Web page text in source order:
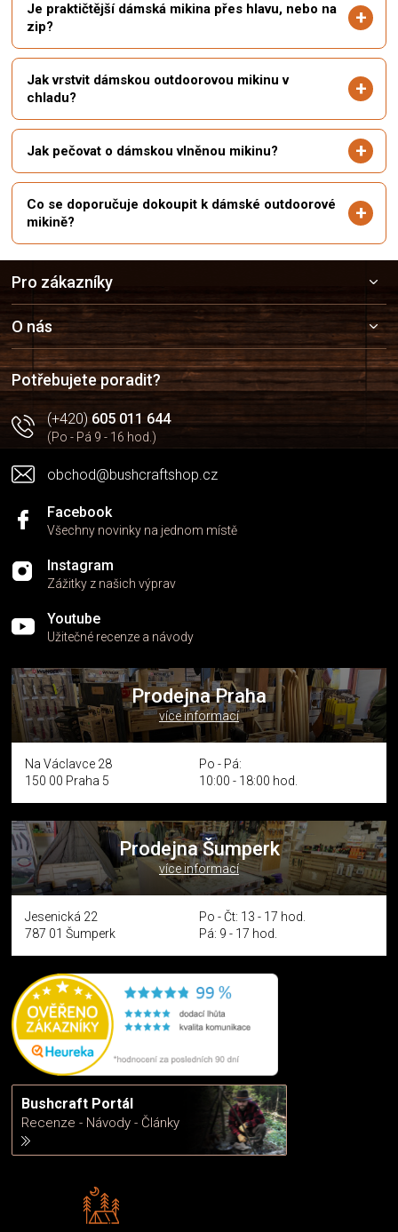
Je praktičtější dámská mikina přes hlavu, nebo na
zip?
Jak vrstvit dámskou outdoorovou mikinu v
chladu?
Jak pečovat o dámskou vlněnou mikinu?
Co se doporučuje dokoupit k dámské outdoorové
mikině?
a
t
í
Pro zákazníky
O nás
Potřebujete poradit?
(+420)605 011 644
(Po - Pá 9 - 16 hod.)
obchod@bushcraftshop.cz
Facebook
Všechny novinky na jednom místě
Instagram
Zážitky z našich výprav
Youtube
Užitečné recenze a návody
Prodejna Praha
více informací
Na Václavce 28
150 00 Praha 5
Po - Pá:
10:00 - 18:00 hod.
Prodejna Šumperk
více informací
Jesenická 22
787 01 Šumperk
Po - Čt: 13 - 17 hod.
Pá: 9 - 17 hod.
Bushcraft Portál
Recenze - Návody - Články